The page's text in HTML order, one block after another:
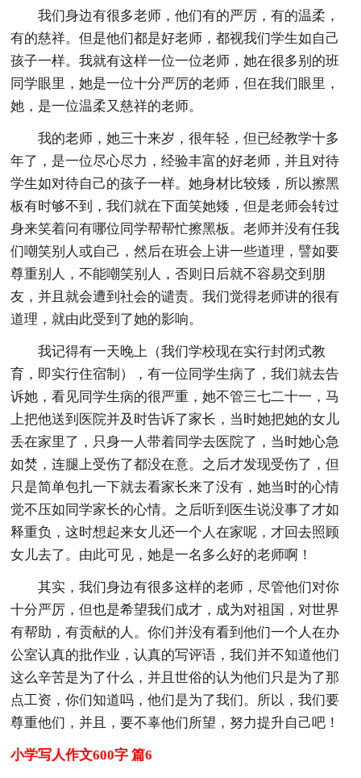
我们身边有很多老师，他们有的严厉，有的温柔，
有的慈祥。但是他们都是好老师，都视我们学生如自己
孩子一样。我就有这样一位一位老师，她在很多别的班
同学眼里，她是一位十分严厉的老师，但在我们眼里，
她，是一位温柔又慈祥的老师。
我的老师，她三十来岁，很年轻，但已经教学十多
年了，是一位尽心尽力，经验丰富的好老师，并且对待
学生如对待自己的孩子一样。她身材比较矮，所以擦黑
板有时够不到，我们就在下面笑她矮，但是老师会转过
身来笑着问有哪位同学帮帮忙擦黑板。老师并没有任我
们嘲笑别人或自己，然后在班会上讲一些道理，譬如要
尊重别人，不能嘲笑别人，否则日后就不容易交到朋
友，并且就会遭到社会的谴责。我们觉得老师讲的很有
道理，就由此受到了她的影响。
我记得有一天晚上（我们学校现在实行封闭式教
育，即实行住宿制），有一位同学生病了，我们就去告
诉她，看见同学生病的很严重，她不管三七二十一，马
上把他送到医院并及时告诉了家长，当时她把她的女儿
丢在家里了，只身一人带着同学去医院了，当时她心急
如焚，连腿上受伤了都没在意。之后才发现受伤了，但
只是简单包扎一下就去看家长来了没有，她当时的心情
觉不压如同学家长的心情。之后听到医生说没事了才如
释重负，这时想起来女儿还一个人在家呢，才回去照顾
女儿去了。由此可见，她是一名多么好的老师啊！
其实，我们身边有很多这样的老师，尽管他们对你
十分严厉，但也是希望我们成才，成为对祖国，对世界
有帮助，有贡献的人。你们并没有看到他们一个人在办
公室认真的批作业，认真的写评语，我们并不知道他们
这么辛苦是为了什么，并且世俗的认为他们只是为了那
点工资，你们知道吗，他们是为了我们。所以，我们要
尊重他们，并且，要不辜他们所望，努力提升自己吧！
小学写人作文600字 篇6